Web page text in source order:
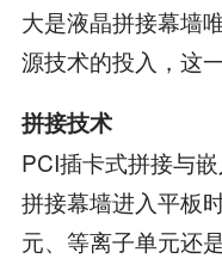
大是液晶拼接幕墙
源技术的投入，这
拼接技术
PCI插卡式拼接与
拼接幕墙进入平板
元、等离子单元还